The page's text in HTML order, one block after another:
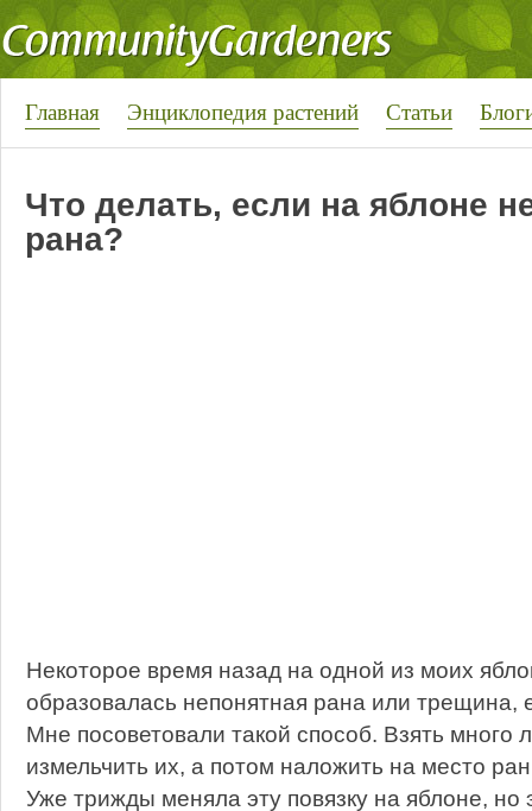
Главная Энциклопедия растений Статьи
Что делать, если на яблоне
рана?
Некоторое время назад на одной из моих
образовалась непонятная рана или трещина,
Мне посоветовали такой способ. Взять много
измельчить их, а потом наложить на место
Уже трижды меняла эту повязку на яблоне,